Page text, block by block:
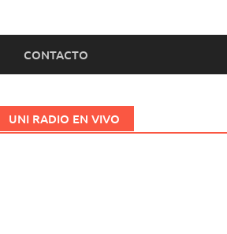
CONTACTO
UNI RADIO EN VIVO